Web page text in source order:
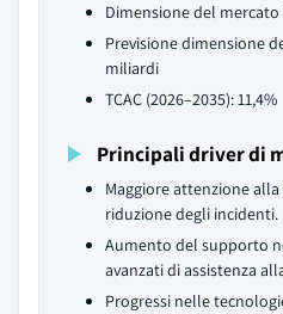
Dimensione del mercato
Previsione dimensione
miliardi
TCAC (2026–2035): 11,4%
Principali driver di
Maggiore attenzione
riduzione degli incidenti.
Aumento del supporto
avanzati di assistenza
Progressi nelle